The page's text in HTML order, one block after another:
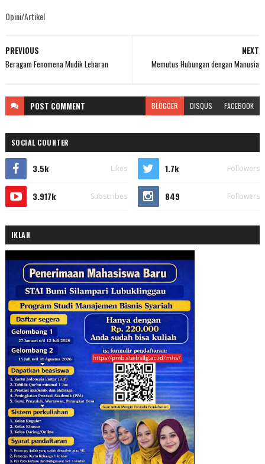
Opini/Artikel
NEXT
Memutus Hubungan dengan Manusia
PREVIOUS
Beragam Fenomena Mudik Lebaran
POST COMMENT BLOGGER DISQUS FACEBOOK
SOCIAL COUNTER
3.5k Likes 1.7k Followers
3.917k Subscribes 849 Followers
IKLAN